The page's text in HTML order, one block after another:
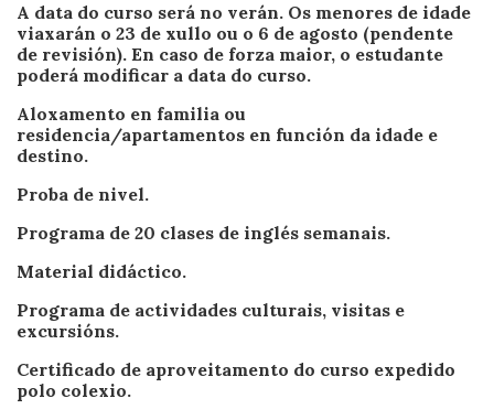
A data do curso será no verán. Os menores de idade
viaxarán o 23 de xullo ou o 6 de agosto (pendente
de revisión). En caso de forza maior, o estudante
poderá modificar a data do curso.
Aloxamento en familia ou
residencia/apartamentos en función da idade e
destino.
Proba de nivel.
Programa de 20 clases de inglés semanais.
Material didáctico.
Programa de actividades culturais, visitas e
excursións.
Certificado de aproveitamento do curso expedido
polo colexio.